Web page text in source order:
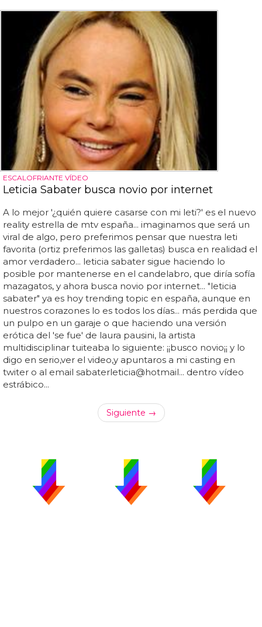
ESCALOFRIANTE VÍDEO
Leticia Sabater busca novio por internet
A lo mejor '¿quién quiere casarse con mi leti?' es el nuevo
reality estrella de mtv españa... imaginamos que será un
viral de algo, pero preferimos pensar que nuestra leti
favorita (ortiz preferimos las galletas) busca en realidad el
amor verdadero... leticia sabater sigue haciendo lo
posible por mantenerse en el candelabro, que diría sofía
mazagatos, y ahora busca novio por internet... "leticia
sabater" ya es hoy trending topic en españa, aunque en
nuestros corazones lo es todos los días... más perdida que
un pulpo en un garaje o que haciendo una versión
erótica del 'se fue' de laura pausini, la artista
multidisciplinar tuiteaba lo siguiente: ¡¡busco novio¡¡ y lo
digo en serio,ver el video,y apuntaros a mi casting en
twiter o al email sabaterleticia@hotmail... dentro vídeo
estrábico...
Siguiente →